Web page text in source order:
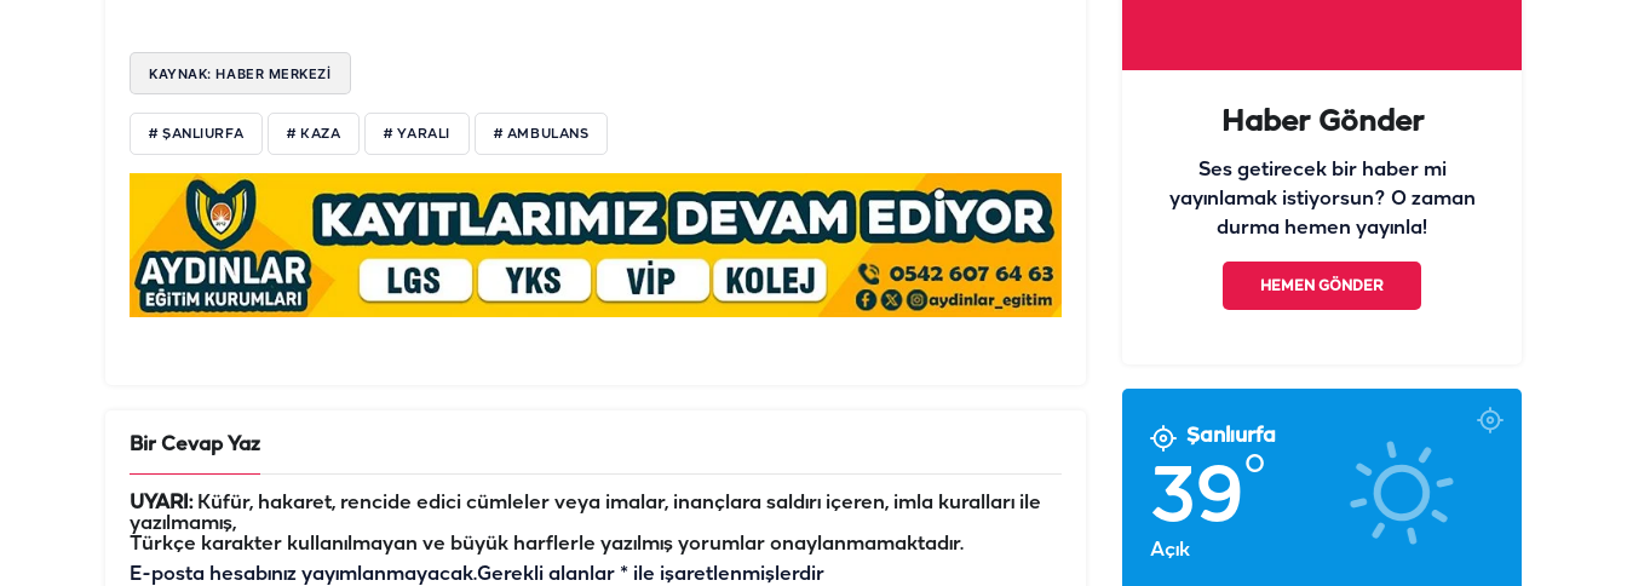
KAYNAK: HABER MERKEZİ
# ŞANLIURFA # KAZA # YARALI # AMBULANS
Bir Cevap Yaz
UYARI:Küfür, hakaret, rencide edici cümleler veya imalar, inançlara saldırı içeren, imla kuralları ile
yazılmamış,
Türkçe karakter kullanılmayan ve büyük harflerle yazılmış yorumlar onaylanmamaktadır.
E-posta hesabınız yayımlanmayacak.Gerekli alanlar * ile işaretlenmişlerdir
Haber Gönder
Ses getirecek bir haber mi
yayınlamak istiyorsun? O zaman
durma hemen yayınla!
HEMEN GÖNDER
Şanlıurfa
39°
Açık